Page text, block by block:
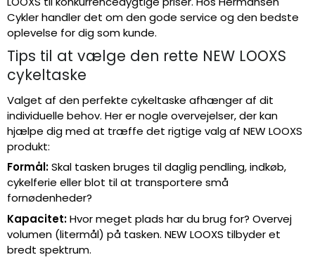
Cykler handler det om den gode service og den bedste
oplevelse for dig som kunde.
Tips til at vælge den rette NEW LOOXS
cykeltaske
Valget af den perfekte cykeltaske afhænger af dit
individuelle behov. Her er nogle overvejelser, der kan
hjælpe dig med at træffe det rigtige valg af NEW LOOXS
produkt:
Formål:Skal tasken bruges til daglig pendling, indkøb,
cykelferie eller blot til at transportere små
fornødenheder?
Kapacitet:Hvor meget plads har du brug for? Overvej
volumen (litermål) på tasken. NEW LOOXS tilbyder et
bredt spektrum.